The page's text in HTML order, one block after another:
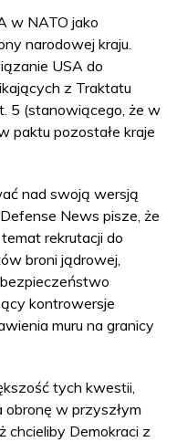
w NATO jako
narodowej kraju.
USA do
z Traktatu
5 (stanowiącego, że w
paktu pozostałe kraje
nad swoją wersją
News pisze, że
rekrutacji do
broni jądrowej,
kontrowersje
muru na granicy
tych kwestii,
w przyszłym
chcieliby Demokraci z